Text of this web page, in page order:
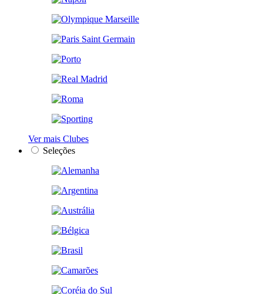
Ver mais Clubes
Seleções